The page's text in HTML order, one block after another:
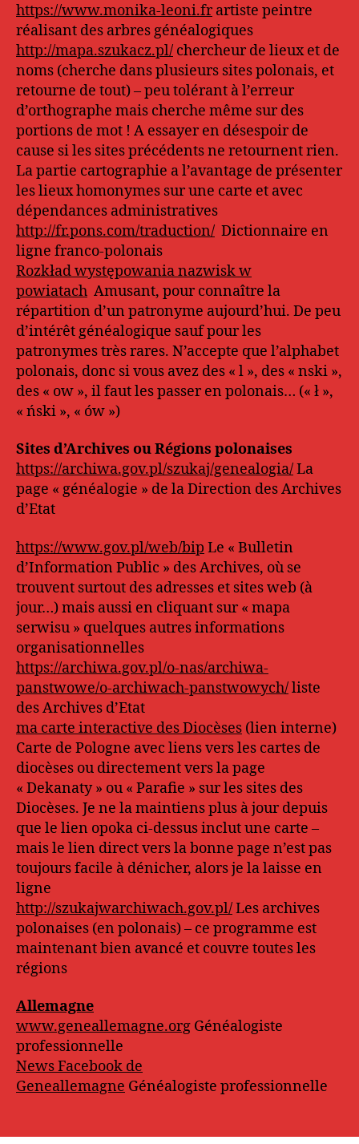
https://www.monika-leoni.frartiste peintre
réalisant des arbres généalogiques
http://mapa.szukacz.pl/ chercheur de lieux et de
noms (cherche dans plusieurs sites polonais, et
retourne de tout) – peu tolérant à l’erreur
d’orthographe mais cherche même sur des
portions de mot ! A essayer en désespoir de
cause si les sites précédents ne retournent rien.
La partie cartographie a l’avantage de présenter
les lieux homonymes sur une carte et avec
dépendances administratives
http://fr.pons.com/traduction/ Dictionnaire en
ligne franco-polonais
Rozkład występowania nazwisk w
powiatach Amusant, pour connaître la
répartition d’un patronyme aujourd’hui. De peu
d’intérêt généalogique sauf pour les
patronymes très rares. N’accepte que l’alphabet
polonais, donc si vous avez des « l », des « nski »,
des « ow », il faut les passer en polonais… (« ł »,
« ński », « ów »)
Sites d’Archives ou Régions polonaises
https://archiwa.gov.pl/szukaj/genealogia/La
page « généalogie » de la Direction des Archives
d’Etat
https://www.gov.pl/web/bip Le « Bulletin
d’Information Public » des Archives, où se
trouvent surtout des adresses et sites web (à
jour…) mais aussi en cliquant sur « mapa
serwisu » quelques autres informations
organisationnelles
https://archiwa.gov.pl/o-nas/archiwa-
panstwowe/o-archiwach-panstwowych/liste
des Archives d’Etat
ma carte interactive des Diocèses (lien interne)
Carte de Pologne avec liens vers les cartes de
diocèses ou directement vers la page
« Dekanaty » ou « Parafie » sur les sites des
Diocèses. Je ne la maintiens plus à jour depuis
que le lien opoka ci-dessus inclut une carte –
mais le lien direct vers la bonne page n’est pas
toujours facile à dénicher, alors je la laisse en
ligne
http://szukajwarchiwach.gov.pl/Les archives
polonaises (en polonais) – ce programme est
maintenant bien avancé et couvre toutes les
régions
Allemagne
www.geneallemagne.org Généalogiste
professionnelle
News Facebook de
Geneallemagne Généalogiste professionnelle